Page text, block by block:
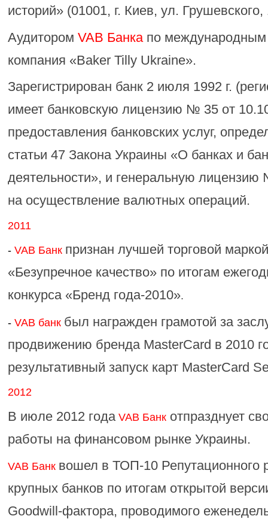
историй» (01001, г. Киев, ул. Грушевского,
Аудитором VAB Банка по международным
компания «Baker Tilly Ukraine».
Зарегистрирован банк 2 июля 1992 г.
имеет банковскую лицензию № 35 от
предоставления банковских услуг,
статьи 47 Закона Украины «О банках и
деятельности», и генеральную лицензию
на осуществление валютных операций.
2011
- VAB Банк признан лучшей торговой
«Безупречное качество» по итогам
конкурса «Бренд года-2010».
- VAB банк был награжден грамотой за
продвижению бренда MasterCard в 2010
результативный запуск карт MasterCard
2012
В июле 2012 года VAB Банк отпразднует
работы на финансовом рынке Украины.
VAB Банк вошел в ТОП-10 Репутационного
крупных банков по итогам открытой
Goodwill-фактора, проводимого